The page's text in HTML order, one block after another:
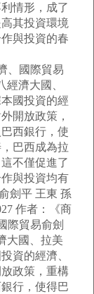
情形，成了
其投資環境
與投資的春
、國際貿易
經濟大國、
國投資的經
開放政策，
西銀行，使
巴西成為拉
不僅促進了
與投資均有
劍平 王東 孫
作者：《商
際貿易俞劍
大國、拉美
資的經濟、
政策，重構
行，使得巴